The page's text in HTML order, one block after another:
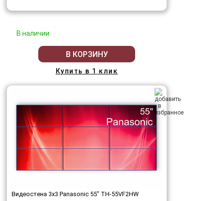
В наличии
В КОРЗИНУ
Купить в 1 клик
Видеостена 3x3 Panasonic 55" TH-55VF2HW